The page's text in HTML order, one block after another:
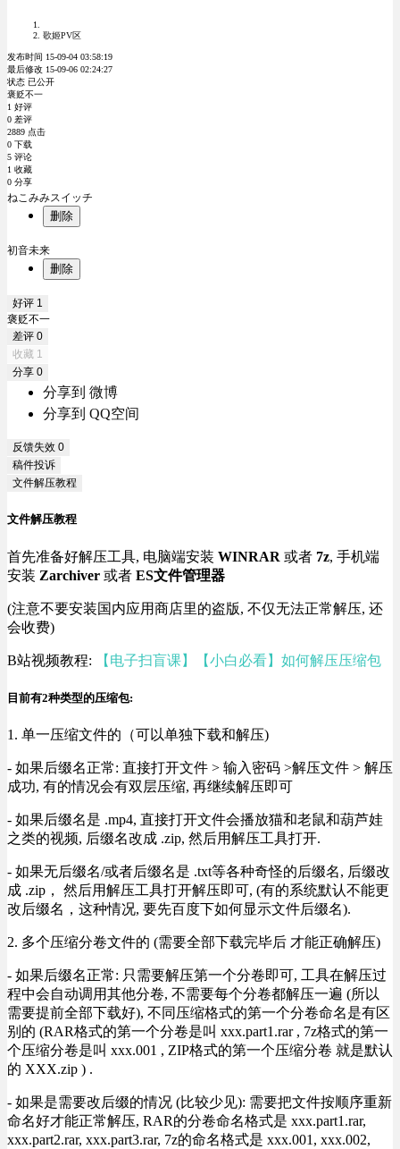
歌姬PV区
发布时间 15-09-04 03:58:19
最后修改 15-09-06 02:24:27
状态 已公开
褒贬不一
1 好评
0 差评
2889 点击
0 下载
5 评论
1 收藏
0 分享
ねこみみスイッチ
删除
初音未来
删除
好评 1
褒贬不一
差评 0
收藏 1
分享 0
分享到 微博
分享到 QQ空间
反馈失效 0
稿件投诉
文件解压教程
文件解压教程
首先准备好解压工具, 电脑端安装 WINRAR 或者 7z, 手机端
安装 Zarchiver 或者 ES文件管理器
(注意不要安装国内应用商店里的盗版, 不仅无法正常解压, 还
会收费)
B站视频教程: 【电子扫盲课】【小白必看】如何解压压缩包
目前有2种类型的压缩包:
1. 单一压缩文件的（可以单独下载和解压)
- 如果后缀名正常: 直接打开文件 > 输入密码 >解压文件 > 解压
成功, 有的情况会有双层压缩, 再继续解压即可
- 如果后缀名是 .mp4, 直接打开文件会播放猫和老鼠和葫芦娃
之类的视频, 后缀名改成 .zip, 然后用解压工具打开.
- 如果无后缀名/或者后缀名是 .txt等各种奇怪的后缀名, 后缀改
成 .zip， 然后用解压工具打开解压即可, (有的系统默认不能更
改后缀名，这种情况, 要先百度下如何显示文件后缀名).
2. 多个压缩分卷文件的 (需要全部下载完毕后 才能正确解压)
- 如果后缀名正常: 只需要解压第一个分卷即可, 工具在解压过
程中会自动调用其他分卷, 不需要每个分卷都解压一遍 (所以
需要提前全部下载好), 不同压缩格式的第一个分卷命名是有区
别的 (RAR格式的第一个分卷是叫 xxx.part1.rar , 7z格式的第一
个压缩分卷是叫 xxx.001 , ZIP格式的第一个压缩分卷 就是默认
的 XXX.zip ) .
- 如果是需要改后缀的情况 (比较少见): 需要把文件按顺序重新
命名好才能正常解压, RAR的分卷命名格式是 xxx.part1.rar,
xxx.part2.rar, xxx.part3.rar, 7z的命名格式是 xxx.001, xxx.002,